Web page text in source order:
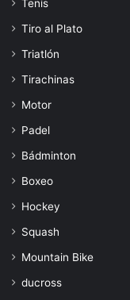
Tenis
Tiro al Plato
Triatlón
Tirachinas
Motor
Padel
Bádminton
Boxeo
Hockey
Squash
Mountain Bike
ducross